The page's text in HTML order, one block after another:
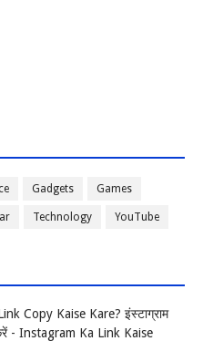
Gadgets Games
Technology YouTube
Copy Kaise Kare? इंस्टाग्राम
- Instagram Ka Link Kaise